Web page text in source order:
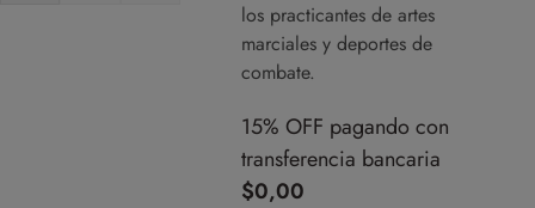
los practicantes de artes
marciales y deportes de
combate.
15% OFF pagando con
transferencia bancaria
$0,00